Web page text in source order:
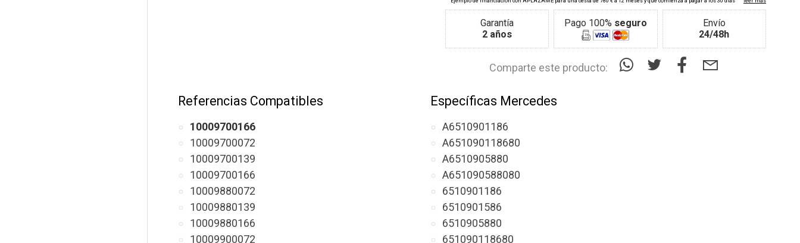
Garantía
2 años
Pago 100% seguro
Envío
24/48h
Comparte este producto:
Referencias Compatibles
10009700166
10009700072
10009700139
10009700166
10009880072
10009880139
10009880166
10009900072
Específicas Mercedes
A6510901186
A651090118680
A6510905880
A651090588080
6510901186
6510901586
6510905880
651090118680